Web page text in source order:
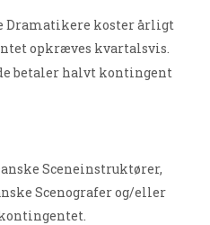
Dramatikere koster årligt
opkræves kvartalsvis.
betaler halvt kontingent
Sceneinstruktører,
Scenografer og/eller
kontingentet.